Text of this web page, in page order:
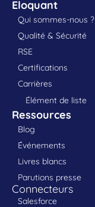
Eloquant
Qui sommes-nous ?
Qualité & Sécurité
RSE
Certifications
Carrières
Élément de liste
Ressources
Blog
Événements
Livres blancs
Parutions presse
Connecteurs
Salesforce